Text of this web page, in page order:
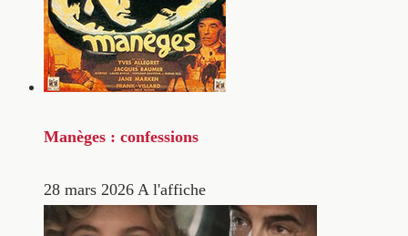
Manèges : confessions
28 mars 2026 A l'affiche